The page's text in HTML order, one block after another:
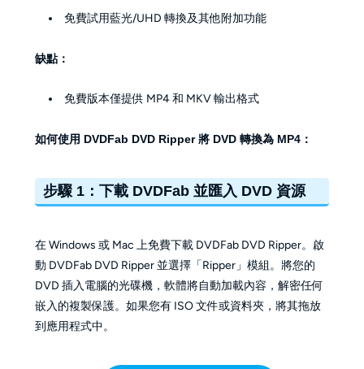
免費試用藍光/UHD 轉換及其他附加功能
缺點：
免費版本僅提供 MP4 和 MKV 輸出格式
如何使用 DVDFab DVD Ripper 將 DVD 轉換為 MP4：
步驟 1：下載 DVDFab 並匯入 DVD 資源
在 Windows 或 Mac 上免費下載 DVDFab DVD Ripper。啟
動 DVDFab DVD Ripper 並選擇「Ripper」模組。將您的
DVD 插入電腦的光碟機，軟體將自動加載內容，解密任何
嵌入的複製保護。如果您有 ISO 文件或資料夾，將其拖放
到應用程式中。